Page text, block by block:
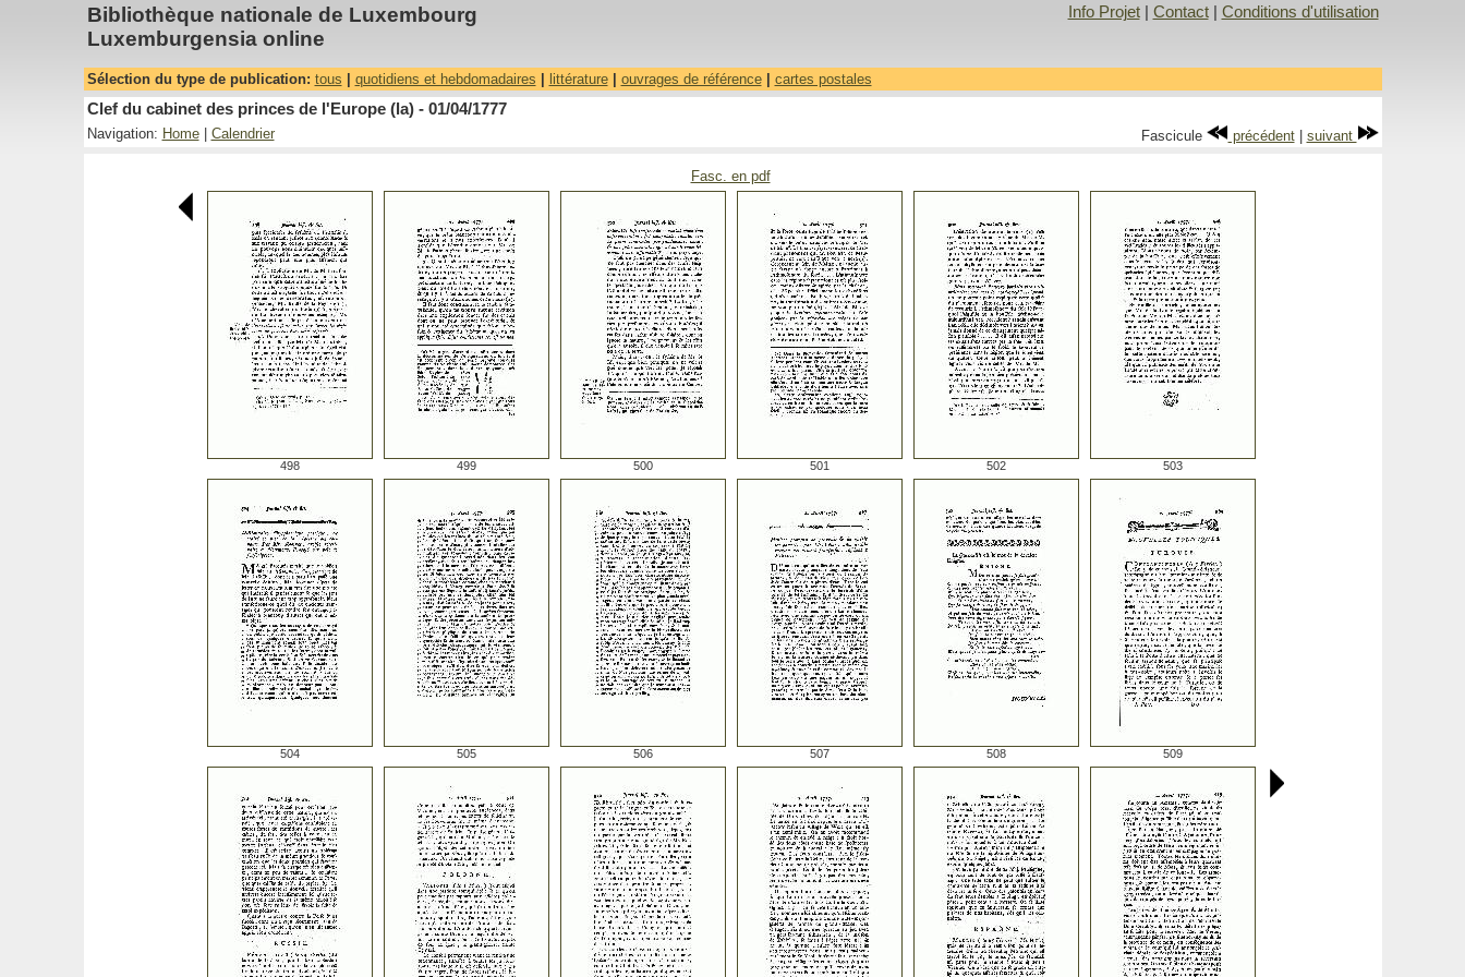
Bibliothèque nationale de Luxembourg
Luxemburgensia online
Info Projet| Contact| Conditions d'utilisation
Sélection du type de publication: tous quotidiens et hebdomadaires littérature| ouvrages de référence| cartes postales
Clef du cabinet des princes de l'Europe (la) - 01/04/1777
Navigation: Home| Calendrier Fascicule précédent| suivant
Fasc. en pdf
498 499 500 501 502 503
504 505 506 507 508 509